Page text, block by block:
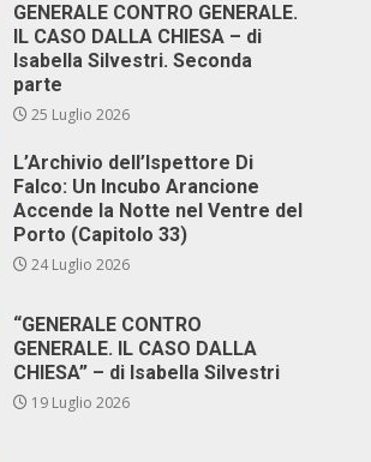
GENERALE CONTRO GENERALE.
IL CASO DALLA CHIESA – di
Isabella Silvestri. Seconda
parte
25 Luglio 2026
L’Archivio dell’Ispettore Di
Falco: Un Incubo Arancione
Accende la Notte nel Ventre del
Porto (Capitolo 33)
24 Luglio 2026
“GENERALE CONTRO
GENERALE. IL CASO DALLA
CHIESA” – di Isabella Silvestri
19 Luglio 2026